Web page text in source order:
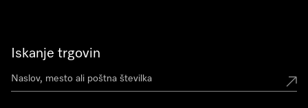
Iskanje trgovin